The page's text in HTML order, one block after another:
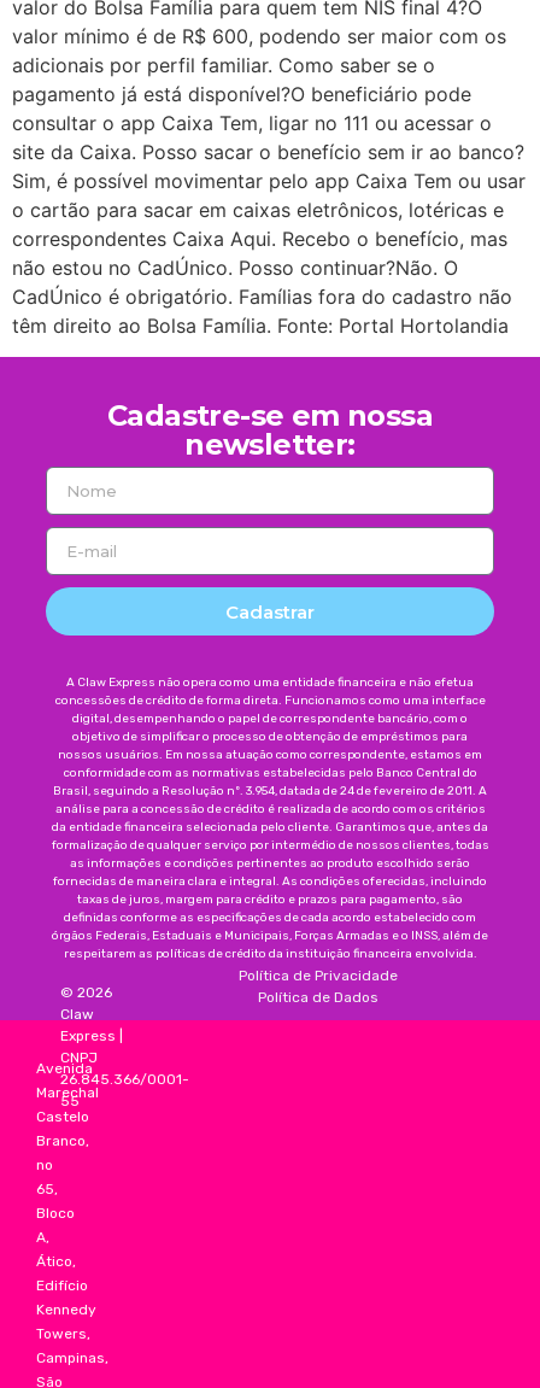
valor do Bolsa Família para quem tem NIS final 4?O
valor mínimo é de R$ 600, podendo ser maior com os
adicionais por perfil familiar. Como saber se o
pagamento já está disponível?O beneficiário pode
consultar o app Caixa Tem, ligar no 111 ou acessar o
site da Caixa. Posso sacar o benefício sem ir ao banco?
Sim, é possível movimentar pelo app Caixa Tem ou usar
o cartão para sacar em caixas eletrônicos, lotéricas e
correspondentes Caixa Aqui. Recebo o benefício, mas
não estou no CadÚnico. Posso continuar?Não. O
CadÚnico é obrigatório. Famílias fora do cadastro não
têm direito ao Bolsa Família. Fonte: Portal Hortolandia
Cadastre-se em nossa
newsletter:
Cadastrar
A Claw Express não opera como uma entidade financeira e não efetua
concessões de crédito de forma direta. Funcionamos como uma interface
digital, desempenhando o papel de correspondente bancário, com o
objetivo de simplificar o processo de obtenção de empréstimos para
nossos usuários. Em nossa atuação como correspondente, estamos em
conformidade com as normativas estabelecidas pelo Banco Central do
Brasil, seguindo a Resolução nº. 3.954, datada de 24 de fevereiro de 2011. A
análise para a concessão de crédito é realizada de acordo com os critérios
da entidade financeira selecionada pelo cliente. Garantimos que, antes da
formalização de qualquer serviço por intermédio de nossos clientes, todas
as informações e condições pertinentes ao produto escolhido serão
fornecidas de maneira clara e integral. As condições oferecidas, incluindo
taxas de juros, margem para crédito e prazos para pagamento, são
definidas conforme as especificações de cada acordo estabelecido com
órgãos Federais, Estaduais e Municipais, Forças Armadas e o INSS, além de
respeitarem as políticas de crédito da instituição financeira envolvida.
Avenida
Marechal
Castelo
Branco,
no
65,
Bloco
A,
Ático,
Edifício
Kennedy
Towers,
Campinas,
São
© 2026
Claw
Express
CNPJ
26.845.366/0001-
55
Política de Privacidade
Política de Dados